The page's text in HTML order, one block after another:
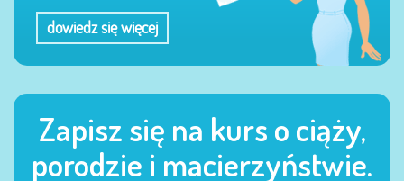
dowiedz się więcej
Zapisz się na kurs o ciąży,
porodzie i macierzyństwie.